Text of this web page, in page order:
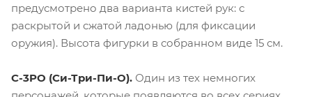
предусмотрено два варианта кистей рук: с
раскрытой и сжатой ладонью (для фиксации
оружия). Высота фигурки в собранном виде 15 см.
C-3PO (Си-Три-Пи-О). Один из тех немногих